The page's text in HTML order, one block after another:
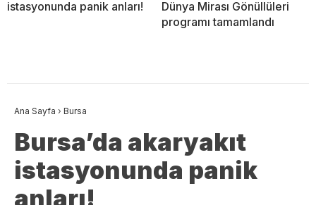
istasyonunda panik anları!
Dünya Mirası Gönüllüleri
programı tamamlandı
Ana Sayfa › Bursa
Bursa’da akaryakıt
istasyonunda panik
anları!